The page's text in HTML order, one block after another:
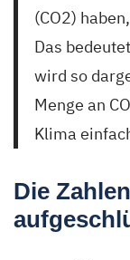
(CO2)
Das
wird so
Menge an
Klima
Die